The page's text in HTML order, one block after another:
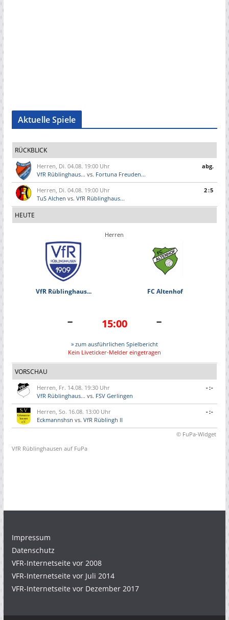
Aktuelle Spiele
RÜCKBLICK
Herren, Di. 04.08. 19:00 Uhr
VfR Rüblinghaus... vs. Fortuna Freuden...
abg.
Herren, Di. 04.08. 19:00 Uhr
TuS Alchen vs. VfR Rüblinghaus...
2:5
HEUTE
Herren
VfR Rüblinghaus... FC Altenhof
- 15:00 -
» zum ausführlichen Spielbericht
Kein Liveticker-Melder eingetragen
VORSCHAU
Herren, Fr. 14.08. 19:30 Uhr
VfR Rüblinghaus... vs. FSV Gerlingen
-:-
Herren, So. 16.08. 13:00 Uhr
Eckmannshsn vs. VfR Rüblingh II
-:-
© FuPa-Widget
VfR Rüblinghausen auf FuPa
Impressum
Datenschutz
VFR-Internetseite vor 2008
VFR-Internetseite vor Juli 2014
VFR-Internetseite vor Dezember 2017